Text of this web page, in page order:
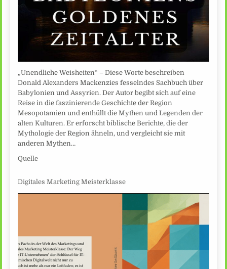
„Unendliche Weisheiten“ – Diese Worte beschreiben
Donald Alexanders Mackenzies fesselndes Sachbuch über
Babylonien und Assyrien. Der Autor begibt sich auf eine
Reise in die faszinierende Geschichte der Region
Mesopotamien und enthüllt die Mythen und Legenden der
alten Kulturen. Er erforscht biblische Berichte, die der
Mythologie der Region ähneln, und vergleicht sie mit
anderen Mythen…
Quelle
Digitales Marketing Meisterklasse